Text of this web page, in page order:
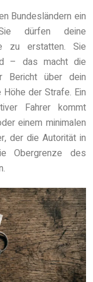
Bundesländern ein
dürfen deine
zu erstatten. Sie
– das macht die
Bericht über dein
der Strafe. Ein
Fahrer kommt
einem minimalen
der die Autorität in
Obergrenze des